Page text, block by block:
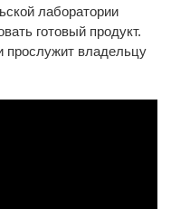
лаборатории
готовый продукт.
прослужит владельцу